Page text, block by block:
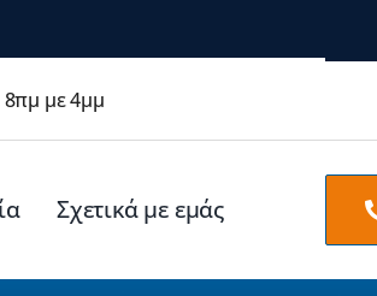
με 4μμ
Σχετικά με εμάς